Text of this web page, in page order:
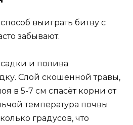
выиграть битву с
забывают.
и полива
Слой скошенной травы,
в 5-7 см спасёт корни от
температура почвы
градусов, что